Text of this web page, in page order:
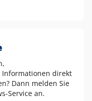
in Ausnahmefällen
Weiß-Umsetzungen
direkt
Dann melden Sie
Service an.